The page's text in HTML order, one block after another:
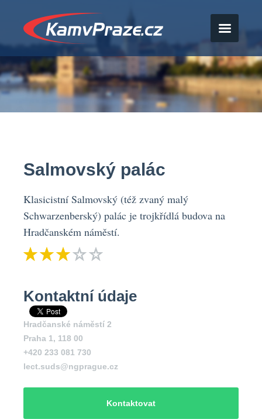
Salmovský palác
Klasicistní Salmovský (též zvaný malý
Schwarzenberský) palác je trojkřídlá budova na
Hradčanském náměstí.
Kontaktní údaje
Hradčanské náměstí 2
Praha 1, 118 00
+420 233 081 730
lect.suds@ngprague.cz
Kontaktovat